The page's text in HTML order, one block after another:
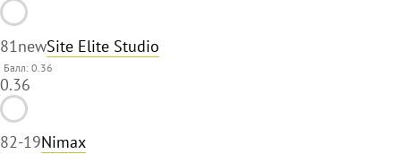
81newSite Elite Studio
Балл: 0.36
0.36
82-19Nimax